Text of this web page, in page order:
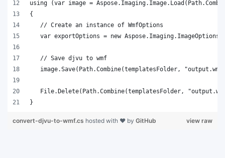
}
view raw
convert-djvu-to-wmf.cs hosted with ❤ by GitHub